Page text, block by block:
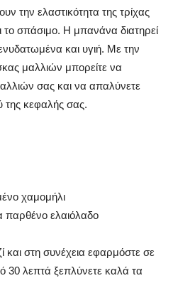
την ελαστικότητα της τρίχας
το σπάσιμο. Η μπανάνα διατηρεί
και υγιή. Με την
μαλλιών μπορείτε να
σας και να απαλύνετε
της κεφαλής σας.
χαμομήλι
παρθένο ελαιόλαδο
και στη συνέχεια εφαρμόστε σε
30 λεπτά ξεπλύνετε καλά τα